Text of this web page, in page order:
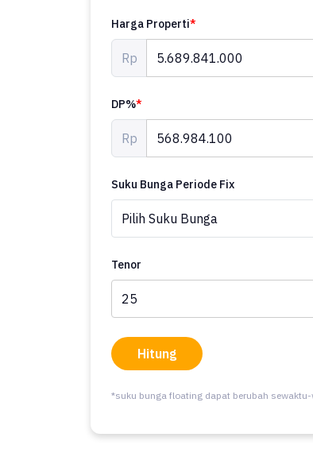
Harga Properti*
Rp
DP%*
Rp
Suku Bunga Periode Fix
Tenor
Hitung
*suku bunga floating dapat berubah